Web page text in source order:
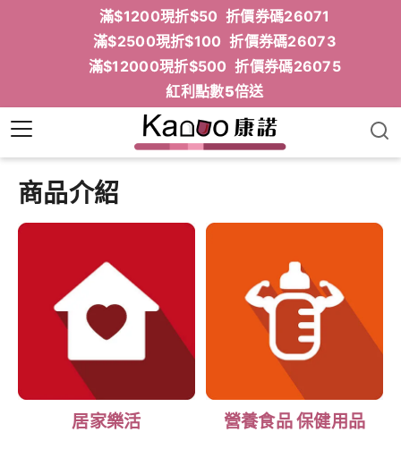
滿$1200現折$50 折價券碼26071
滿$2500現折$100 折價券碼26073
滿$12000現折$500 折價券碼26075
紅利點數5倍送
商品介紹
居家樂活 營養食品 保健用品